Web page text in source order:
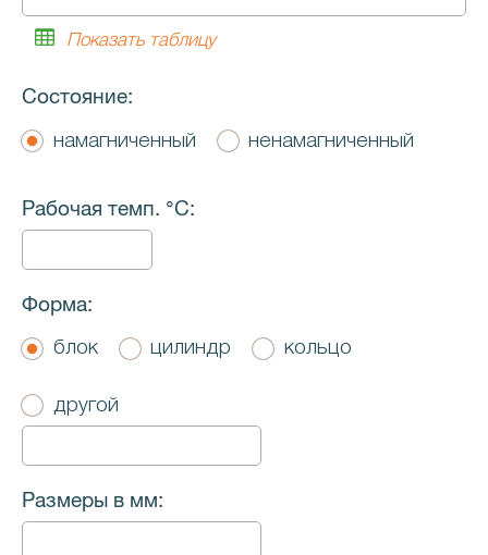
Показать таблицу
Состояние:
намагниченный ненамагниченный
Рaбочая темп. °C:
Форма:
блок цилиндр кольцо
другой
Размеры в мм: